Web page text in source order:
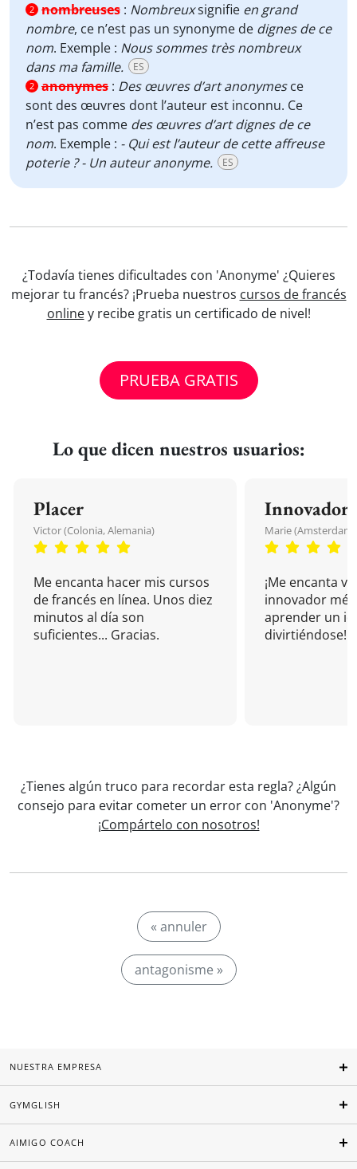
2 nombreuses : Nombreuxsignifie en grand
nombre, ce n’est pas un synonyme de dignes de ce
nom. Exemple : Nous sommes très nombreux
dans ma famille.
ES
2 anonymes : Des œuvres d’art anonymesce
sont des œuvres dont l’auteur est inconnu. Ce
n’est pas comme des œuvres d’art dignes de ce
nom. Exemple : - Qui est l’auteur de cette affreuse
poterie ? - Un auteur anonyme.
ES
¿Todavía tienes dificultades con 'Anonyme' ¿Quieres
mejorar tu francés? ¡Prueba nuestros cursos de francés
onliney recibe gratis un certificado de nivel!
PRUEBA GRATIS
Lo que dicen nuestros usuarios:
Placer
Victor (Colonia, Alemania)
Me encanta hacer mis cursos
de francés en línea. Unos diez
minutos al día son
suficientes... Gracias.
Innovador
Marie (Amsterdam,
¡Me encanta
innovador
aprender un
divirtiéndose!
¿Tienes algún truco para recordar esta regla? ¿Algún
consejo para evitar cometer un error con 'Anonyme'?
¡Compártelo con nosotros!
« annuler
antagonisme »
NUESTRA EMPRESA
GYMGLISH
AIMIGO COACH